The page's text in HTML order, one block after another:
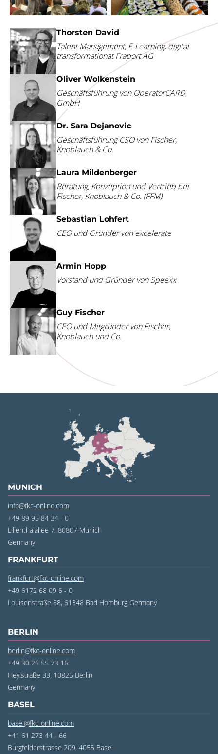
Thorsten David
Talent Management, E-Learning, digital
transformationat Fraport AG
Oliver Wolkenstein
Geschäftsführung von OperatorCARD
GmbH
Dr. Sara Dejanovic
Geschäftsführung CSO von Fischer,
Knoblauch & Co.
Laura Mildenberger
Beratung, Konzeption und Vertrieb bei
Fischer, Knoblauch & Co. (FFM)
Sebastian Lohfert
CEO und Gründer von excelerate
Armin Hopp
Vorstand und Gründer von Speexx
Guy Fischer
CEO und Mitgründer von Fischer,
Knoblauch und Co.
MUNICH
info@fkc-online.com
+49 89 95 84 34 - 0
Lilienthalallee 7, 80807 Munich
Germany
FRANKFURT
frankfurt@fkc-online.com
+49 6172 68 09 6 - 0
Louisenstraße 68, 61348 Bad Homburg Germany
BERLIN
berlin@fkc-online.com
+49 30 26 55 73 16
Heylstraße 33, 10825 Berlin
Germany
BASEL
basel@fkc-online.com
+41 61 273 44 - 66
Burgfelderstrasse 209, 4055 Basel